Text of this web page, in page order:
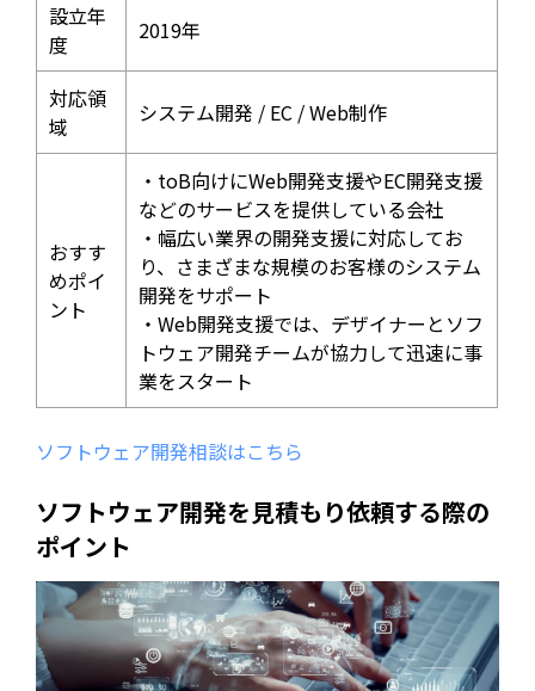
設立年
度
2019年
対応領
域
システム開発 / EC / Web制作
おすす
めポイ
ント
・toB向けにWeb開発支援やEC開発支援
などのサービスを提供している会社
・幅広い業界の開発支援に対応してお
り、さまざまな規模のお客様のシステム
開発をサポート
・Web開発支援では、デザイナーとソフ
トウェア開発チームが協力して迅速に事
業をスタート
ソフトウェア開発相談はこちら
ソフトウェア開発を見積もり依頼する際の
ポイント